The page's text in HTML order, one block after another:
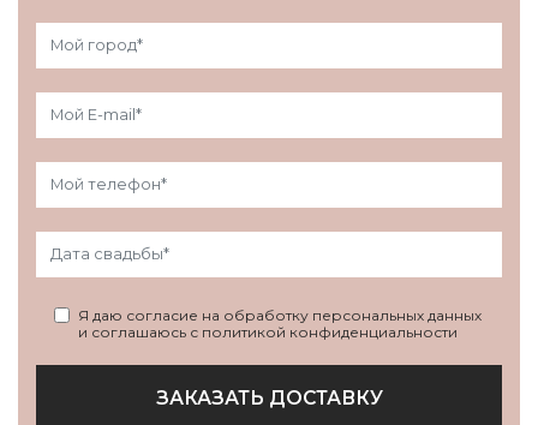
Я даю согласие на обработку персональных данных
и соглашаюсь с политикой конфиденциальности
ЗАКАЗАТЬ ДОСТАВКУ